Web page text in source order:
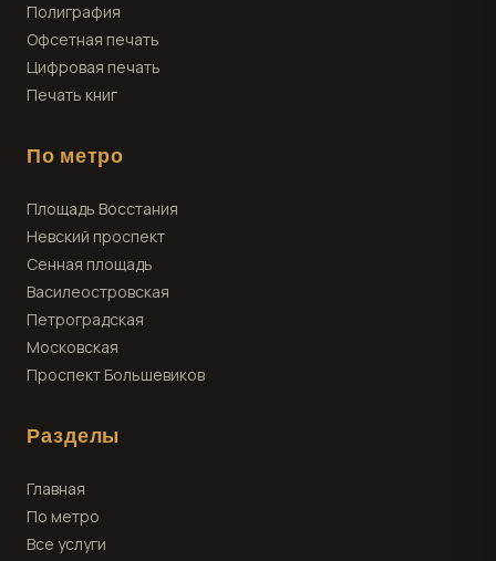
Полиграфия
Офсетная печать
Цифровая печать
Печать книг
По метро
Площадь Восстания
Невский проспект
Сенная площадь
Василеостровская
Петроградская
Московская
Проспект Большевиков
Разделы
Главная
По метро
Все услуги